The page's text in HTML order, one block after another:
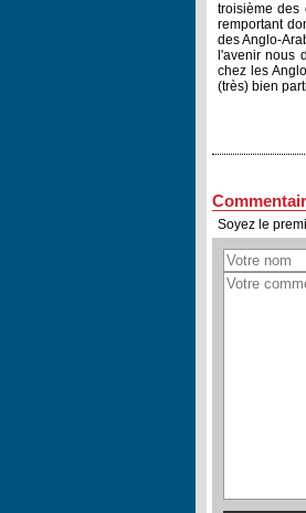
troisième des
remportant
des Anglo-
l'avenir nous
chez les
(très) bien
Soyez le